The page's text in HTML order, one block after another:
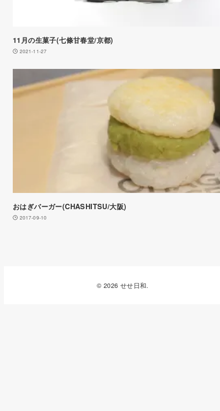
11月の生菓子(七條甘春堂/京都)
2021-11-27
おはぎバーガー(CHASHITSU/大阪)
2017-09-10
© 2026 せせ日和.